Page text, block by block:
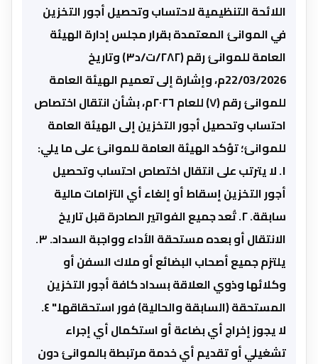
اللائحة التنظيمية لاحتساب وتحصيل أجور التخزين
في الموانئ المعتمدة بقرار مجلس إدارة الهيئة
العامة للموانئ رقم (٢٨٢/ت/د٣) وتاريخ
22/03/2026م، وإشارة إلى تعميم الهيئة العامة
للموانئ رقم (٧) للعام ٢٠٢٦م، بشأن انتقال اختصاص
احتساب وتحصيل أجور التخزين إلى الهيئة العامة
للموانئ؛ تؤكد الهيئة العامة للموانئ على ما يلي:
١. لا يترتب على انتقال اختصاص احتساب وتحصيل
أجور التخزين إسقاط أو إلغاء أي التزامات مالية
سابقة. ٢. تُعد جميع الفواتير الصادرة قبل تاريخ
الانتقال أو بعده مستحقة الأداء وواجبة السداد. ٣.
يلتزم جميع أصحاب البضائع أو ملاك السفن أو
وكلائها وذوي العلاقة بسداد كافة أجور التخزين
المستحقة (السابقة والحالية) فور استحقاقها." ٤.
لا يجوز إخراج أي بضاعة أو استكمال أي إجراء
تشغيلي أو تقديم أي خدمة مرتبطة بالموانئ دون